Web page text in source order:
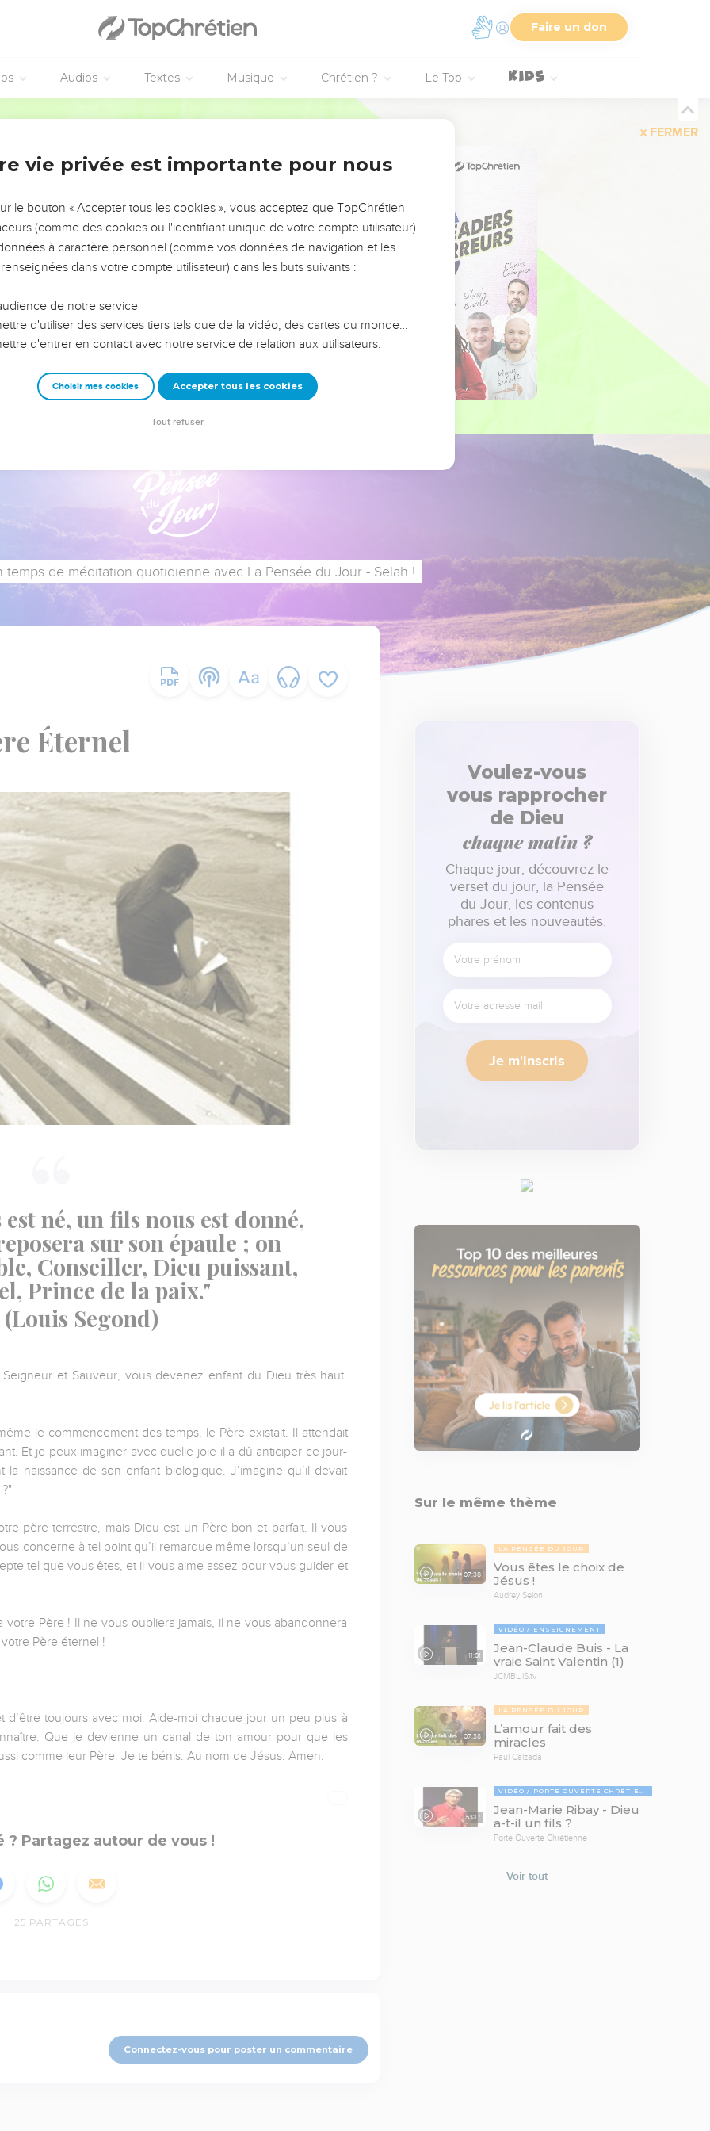
Faire un don
Audios Textes Musique Chrétien ? Le Top
FERMER
LES VOTRES ?
leur impact, leur foi ou leur vision. Mais on voit
qu'ils ont traversés, alors même que ce sont
et responsables reviennent sur les erreurs
avec plus de sagesse afin que leurs erreurs
ministère, une équipe, un groupe ou une famille,
temps de méditation quotidienne avec La Pensée du Jour - Selah !
Éternel
né, un fils nous est donné,
sur son épaule ; on
Conseiller, Dieu puissant,
Prince de la paix."
(Louis Segond)
et Sauveur, vous devenez enfant du Dieu très haut.
le commencement des temps, le Père existait. Il attendait
Et je peux imaginer avec quelle joie il a dû anticiper ce jour-
naissance de son enfant biologique. J’imagine qu’il devait
père terrestre, mais Dieu est un Père bon et parfait. Il vous
concerne à tel point qu’il remarque même lorsqu’un seul de
tel que vous êtes, et il vous aime assez pour vous guider et
votre Père ! Il ne vous oubliera jamais, il ne vous abandonnera
Père éternel !
d’être toujours avec moi. Aide-moi chaque jour un peu plus à
Que je devienne un canal de ton amour pour que les
comme leur Père. Je te bénis. Au nom de Jésus. Amen.
? Partagez autour de vous !
25 PARTAGES
Connectez-vous pour poster un commentaire
Voulez-vous
vous rapprocher
de Dieu
chaque matin ?
Chaque jour, découvrez le
verset du jour, la Pensée
du Jour, les contenus
phares et les nouveautés.
Je m'inscris
Sur le même thème
07:38
LA PENSÉE DU JOUR
Vous êtes le choix de
Jésus !
Audrey Selon
11:01
VIDÉO ENSEIGNEMENT
Jean-Claude Buis - La
vraie Saint Valentin (1)
JCMBUIS.tv
07:38
LA PENSÉE DU JOUR
L’amour fait des
miracles
Paul Calzada
53:17
VIDÉO PORTE OUVERTE CHRÉTIENNE
Jean-Marie Ribay - Dieu
a-t-il un fils ?
Porte Ouverte Chrétienne
Voir tout
vie privée est importante pour nous
le bouton « Accepter tous les cookies », vous acceptez que TopChrétien
(comme des cookies ou l'identifiant unique de votre compte utilisateur)
à caractère personnel (comme vos données de navigation et les
dans votre compte utilisateur) dans les buts suivants :
de notre service
d'utiliser des services tiers tels que de la vidéo, des cartes du monde…
d'entrer en contact avec notre service de relation aux utilisateurs.
Choisir mes cookies Accepter tous les cookies
Tout refuser